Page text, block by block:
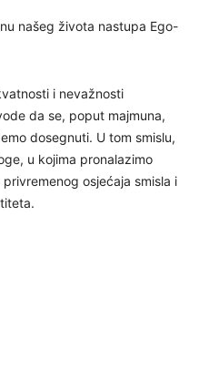
našeg života nastupa Ego-
i nevažnosti
da se, poput majmuna,
dosegnuti. U tom smislu,
u kojima pronalazimo
osjećaja smisla i